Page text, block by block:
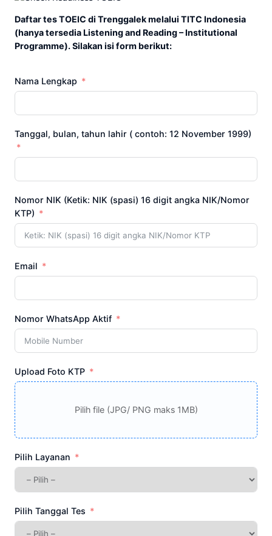
Daftar tes TOEIC di Trenggalek melalui TITC Indonesia
(hanya tersedia Listening and Reading – Institutional
Programme). Silakan isi form berikut:
Nama Lengkap
Tanggal, bulan, tahun lahir ( contoh: 12 November 1999)
Nomor NIK (Ketik: NIK (spasi) 16 digit angka NIK/Nomor
KTP)
Email
Nomor WhatsApp Aktif
Upload Foto KTP
Pilih file (JPG/ PNG maks 1MB)
Pilih Layanan
Pilih Tanggal Tes